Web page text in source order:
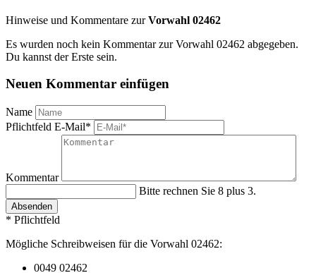
Hinweise und Kommentare zurVorwahl 02462
Es wurden noch kein Kommentar zur Vorwahl 02462 abgegeben.
Du kannst der Erste sein.
Neuen Kommentar einfügen
Name
Pflichtfeld E-Mail*
Kommentar
Bitte rechnen Sie 8 plus 3.
Absenden
* Pflichtfeld
Mögliche Schreibweisen für die Vorwahl 02462:
0049 02462